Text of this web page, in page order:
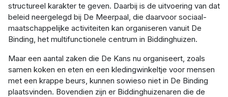
structureel karakter te geven. Daarbij is de uitvoering van dat
beleid neergelegd bij De Meerpaal, die daarvoor sociaal-
maatschappelijke activiteiten kan organiseren vanuit De
Binding, het multifunctionele centrum in Biddinghuizen.
Maar een aantal zaken die De Kans nu organiseert, zoals
samen koken en eten en een kledingwinkeltje voor mensen
met een krappe beurs, kunnen sowieso niet in De Binding
plaatsvinden. Bovendien zijn er Biddinghuizenaren die de